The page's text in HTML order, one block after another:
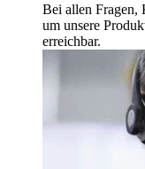
Bei allen Fragen,
um unsere
erreichbar.